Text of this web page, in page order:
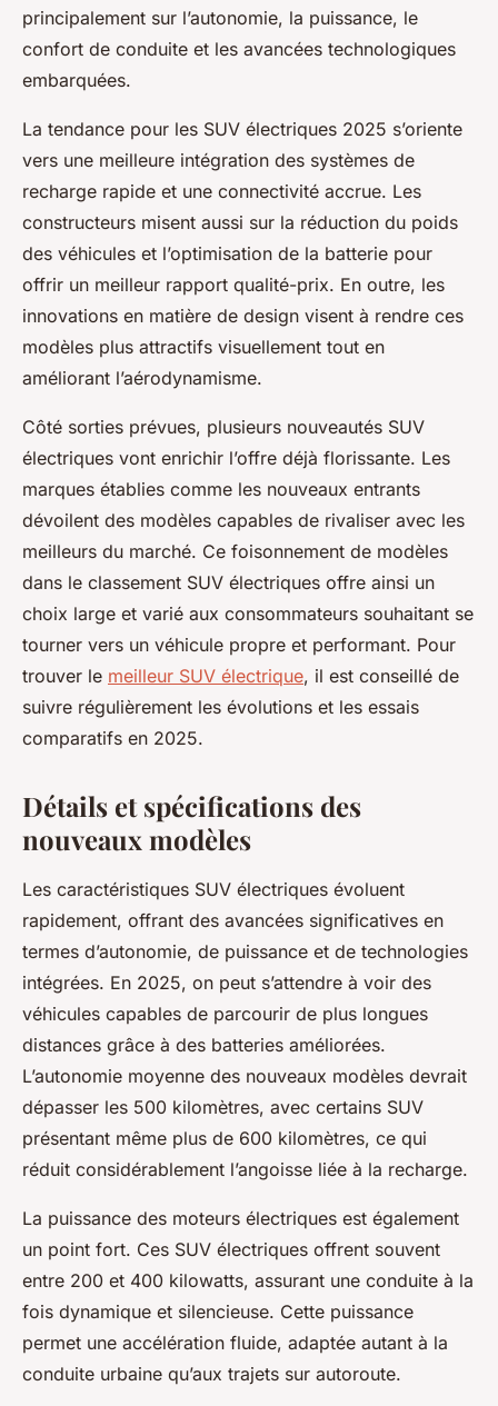
principalement sur l’autonomie, la puissance, le
confort de conduite et les avancées technologiques
embarquées.
La tendance pour les SUV électriques 2025 s’oriente
vers une meilleure intégration des systèmes de
recharge rapide et une connectivité accrue. Les
constructeurs misent aussi sur la réduction du poids
des véhicules et l’optimisation de la batterie pour
offrir un meilleur rapport qualité-prix. En outre, les
innovations en matière de design visent à rendre ces
modèles plus attractifs visuellement tout en
améliorant l’aérodynamisme.
Côté sorties prévues, plusieurs nouveautés SUV
électriques vont enrichir l’offre déjà florissante. Les
marques établies comme les nouveaux entrants
dévoilent des modèles capables de rivaliser avec les
meilleurs du marché. Ce foisonnement de modèles
dans le classement SUV électriques offre ainsi un
choix large et varié aux consommateurs souhaitant se
tourner vers un véhicule propre et performant. Pour
trouver le meilleur SUV électrique, il est conseillé de
suivre régulièrement les évolutions et les essais
comparatifs en 2025.
Détails et spécifications des
nouveaux modèles
Les caractéristiques SUV électriques évoluent
rapidement, offrant des avancées significatives en
termes d’autonomie, de puissance et de technologies
intégrées. En 2025, on peut s’attendre à voir des
véhicules capables de parcourir de plus longues
distances grâce à des batteries améliorées.
L’autonomie moyenne des nouveaux modèles devrait
dépasser les 500 kilomètres, avec certains SUV
présentant même plus de 600 kilomètres, ce qui
réduit considérablement l’angoisse liée à la recharge.
La puissance des moteurs électriques est également
un point fort. Ces SUV électriques offrent souvent
entre 200 et 400 kilowatts, assurant une conduite à la
fois dynamique et silencieuse. Cette puissance
permet une accélération fluide, adaptée autant à la
conduite urbaine qu’aux trajets sur autoroute.